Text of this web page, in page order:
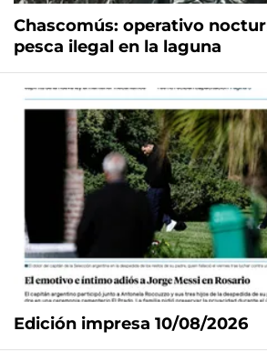
Chascomús: operativo
pesca ilegal en la laguna
Edición impresa 10/08/2026